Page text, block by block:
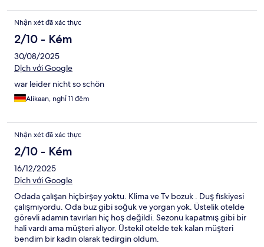
Nhận xét đã xác thực
2/10 - Kém
30/08/2025
Dịch với Google
war leider nicht so schön
Alikaan, nghỉ 11 đêm
Nhận xét đã xác thực
2/10 - Kém
16/12/2025
Dịch với Google
Odada çalışan hiçbirşey yoktu. Klima ve Tv bozuk . Duş fıskiyesi
çalışmıyordu. Oda buz gibi soğuk ve yorgan yok. Üstelik otelde
görevli adamın tavırları hiç hoş değildi. Sezonu kapatmış gibi bir
hali vardı ama müşteri alıyor. Üstekil otelde tek kalan müşteri
bendim bir kadın olarak tedirgin oldum.